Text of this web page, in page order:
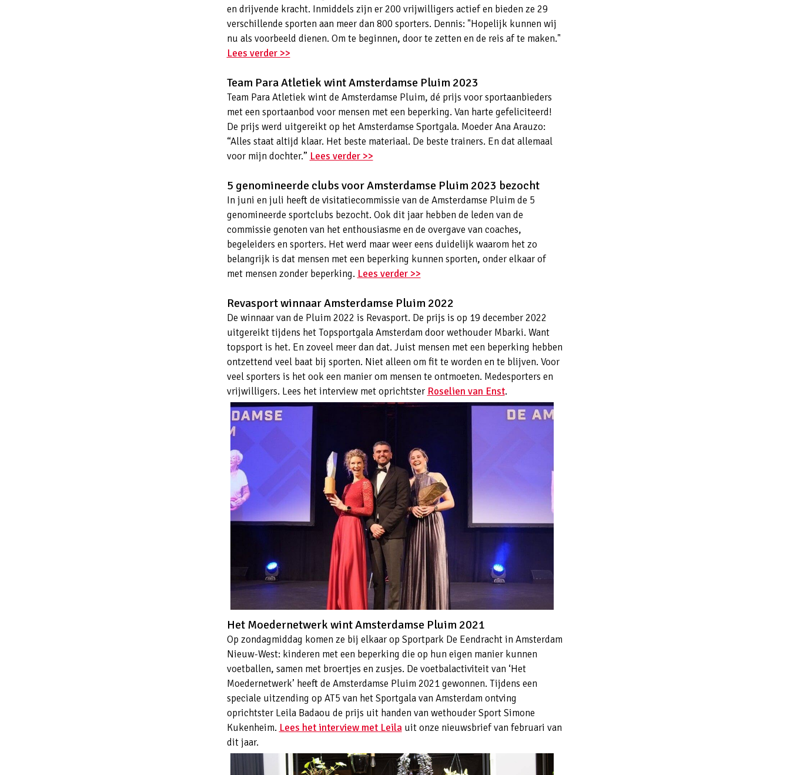
en drijvende kracht. Inmiddels zijn er 200 vrijwilligers actief en bieden ze 29
verschillende sporten aan meer dan 800 sporters. Dennis: "Hopelijk kunnen wij
nu als voorbeeld dienen. Om te beginnen, door te zetten en de reis af te maken."
Lees verder >>
Team Para Atletiek wint Amsterdamse Pluim 2023
Team Para Atletiek wint de Amsterdamse Pluim, dé prijs voor sportaanbieders
met een sportaanbod voor mensen met een beperking. Van harte gefeliciteerd!
De prijs werd uitgereikt op het Amsterdamse Sportgala. Moeder Ana Arauzo:
“Alles staat altijd klaar. Het beste materiaal. De beste trainers. En dat allemaal
voor mijn dochter.” Lees verder >>
5 genomineerde clubs voor Amsterdamse Pluim 2023 bezocht
In juni en juli heeft de visitatiecommissie van de Amsterdamse Pluim de 5
genomineerde sportclubs bezocht. Ook dit jaar hebben de leden van de
commissie genoten van het enthousiasme en de overgave van coaches,
begeleiders en sporters. Het werd maar weer eens duidelijk waarom het zo
belangrijk is dat mensen met een beperking kunnen sporten, onder elkaar of
met mensen zonder beperking. Lees verder >>
Revasport winnaar Amsterdamse Pluim 2022
De winnaar van de Pluim 2022 is Revasport. De prijs is op 19 december 2022
uitgereikt tijdens het Topsportgala Amsterdam door wethouder Mbarki. Want
topsport is het. En zoveel meer dan dat. Juist mensen met een beperking hebben
ontzettend veel baat bij sporten. Niet alleen om fit te worden en te blijven. Voor
veel sporters is het ook een manier om mensen te ontmoeten. Medesporters en
vrijwilligers. Lees het interview met oprichtster Roselien van Enst.
Het Moedernetwerk wint Amsterdamse Pluim 2021
Op zondagmiddag komen ze bij elkaar op Sportpark De Eendracht in Amsterdam
Nieuw-West: kinderen met een beperking die op hun eigen manier kunnen
voetballen, samen met broertjes en zusjes. De voetbalactiviteit van ‘Het
Moedernetwerk’ heeft de Amsterdamse Pluim 2021 gewonnen. Tijdens een
speciale uitzending op AT5 van het Sportgala van Amsterdam ontving
oprichtster Leila Badaou de prijs uit handen van wethouder Sport Simone
Kukenheim. Lees het interview met Leila uit onze nieuwsbrief van februari van
dit jaar.